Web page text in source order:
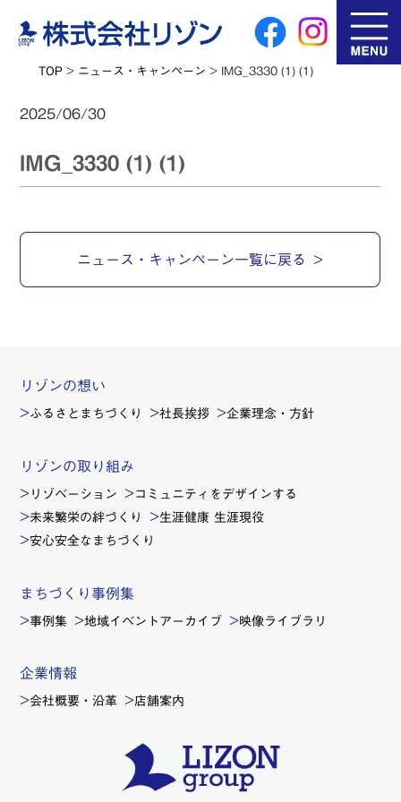
TOP > ニュース・キャンペーン >IMG_3330 (1) (1)
2025/06/30
IMG_3330 (1) (1)
ニュース・キャンペーン一覧に戻る
リゾンの想い
ふるさとまちづくり 社長挨拶 企業理念・方針
リゾンの取り組み
リゾベーション コミュニティをデザインする
未来繁栄の絆づくり 生涯健康 生涯現役
安心安全なまちづくり
まちづくり事例集
事例集 地域イベントアーカイブ 映像ライブラリ
企業情報
会社概要・沿革 店舗案内